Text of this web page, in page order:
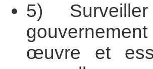
5)
œuvre et